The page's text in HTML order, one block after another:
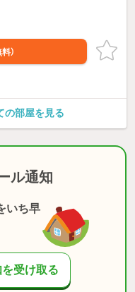
料）
の部屋を見る
ル通知
いち早
受け取る